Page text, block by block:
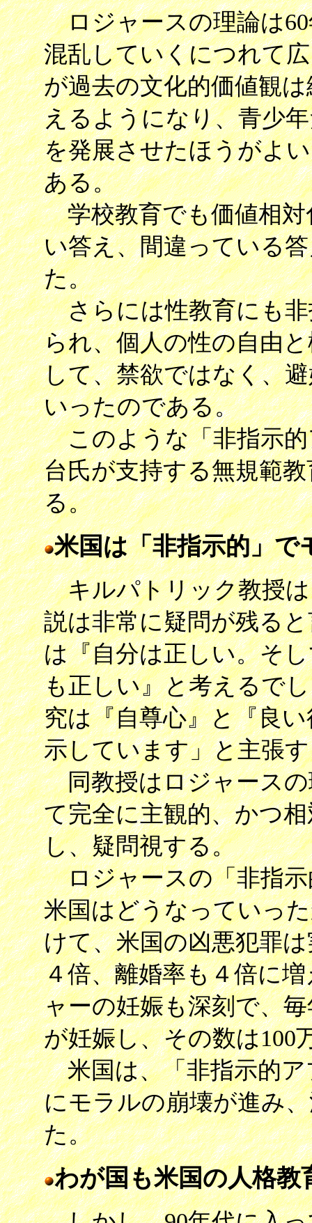
ロジャースの理論は60
混乱していくにつれて
が過去の文化的価値観
えるようになり、青少
を発展させたほうがよ
ある。
学校教育でも価値相対
い答え、間違っている
た。
さらには性教育にも非
られ、個人の性の自由
して、禁欲ではなく、
いったのである。
このような「非指示的
台氏が支持する無規範
る。
米国は「非指示的」で
キルパトリック教授は
説は非常に疑問が残る
は『自分は正しい。そ
も正しい』と考えるで
究は『自尊心』と『良
示しています」と主張
同教授はロジャースの
て完全に主観的、かつ
し、疑問視する。
ロジャースの「非指示
米国はどうなっていっ
けて、米国の凶悪犯罪
４倍、離婚率も４倍に
ャーの妊娠も深刻で、
が妊娠し、その数は100
米国は、「非指示的ア
にモラルの崩壊が進み
た。
わが国も米国の人格教